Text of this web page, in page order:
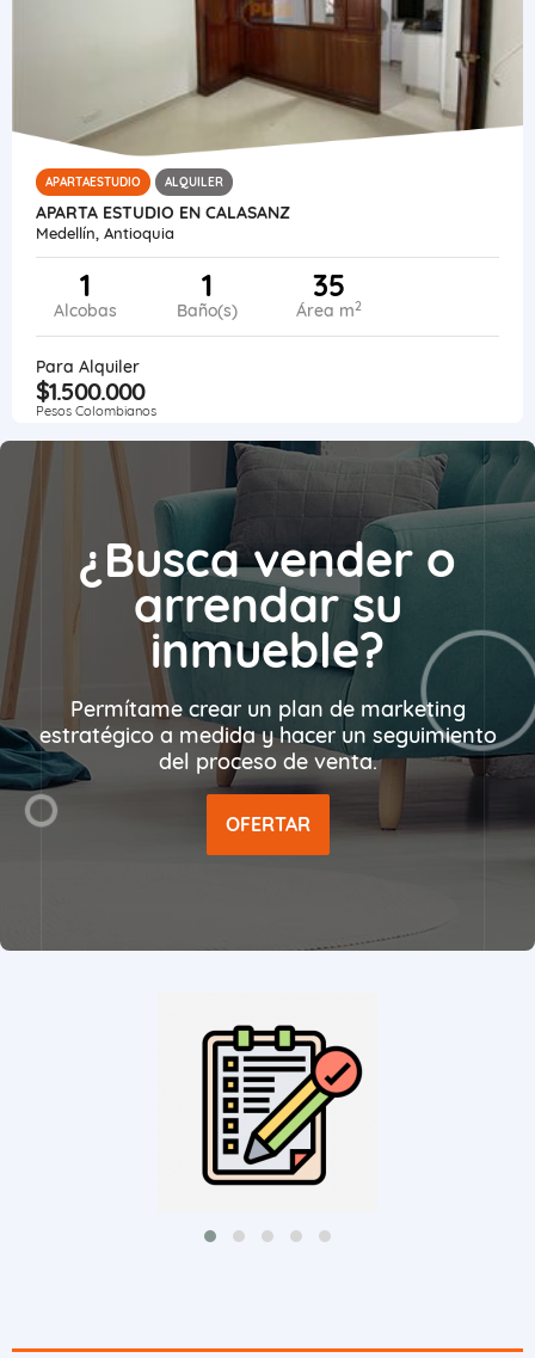
APARTAESTUDIO ALQUILER
APARTA ESTUDIO EN CALASANZ
Medellín, Antioquia
1
Alcobas
1
Baño(s)
35
Área m2
Para Alquiler
$1.500.000
Pesos Colombianos
¿Busca vender o
arrendar su
inmueble?
Permítame crear un plan de marketing
estratégico a medida y hacer un seguimiento
del proceso de venta.
OFERTAR